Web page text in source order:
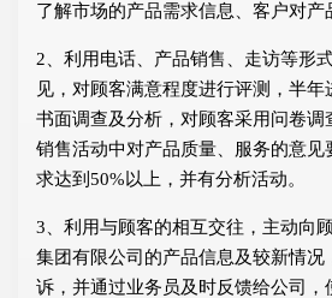
了解市场的产品需求信息、客户对产
2、利用电话、产品销售、走访等形
见，对顾客满意程度进行评测，半年
书面调查及分析，对顾客采用问卷调
销售活动中对产品质量、服务的意见
求达到50%以上，并有分析活动。
3、利用与顾客的相互交往，主动向
集团有限公司的产品信息及较新情况
诉，并通过业务员及时反馈给公司，